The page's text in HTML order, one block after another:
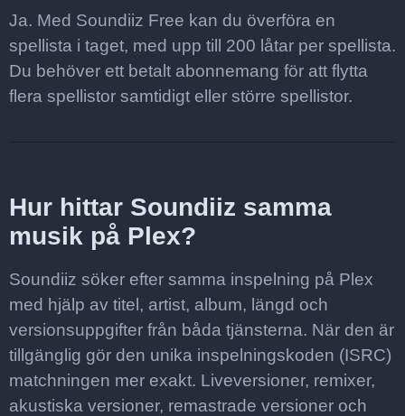
Ja. Med Soundiiz Free kan du överföra en
spellista i taget, med upp till 200 låtar per spellista.
Du behöver ett betalt abonnemang för att flytta
flera spellistor samtidigt eller större spellistor.
Hur hittar Soundiiz samma
musik på Plex?
Soundiiz söker efter samma inspelning på Plex
med hjälp av titel, artist, album, längd och
versionsuppgifter från båda tjänsterna. När den är
tillgänglig gör den unika inspelningskoden (ISRC)
matchningen mer exakt. Liveversioner, remixer,
akustiska versioner, remastrade versioner och